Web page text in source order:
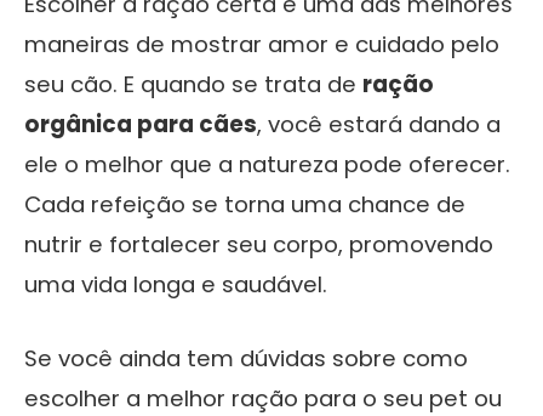
maneiras de mostrar amor e cuidado pelo
seu cão. E quando se trata de ração
orgânica para cães, você estará dando a
ele o melhor que a natureza pode oferecer.
Cada refeição se torna uma chance de
nutrir e fortalecer seu corpo, promovendo
uma vida longa e saudável.
Se você ainda tem dúvidas sobre como
escolher a melhor ração para o seu pet ou